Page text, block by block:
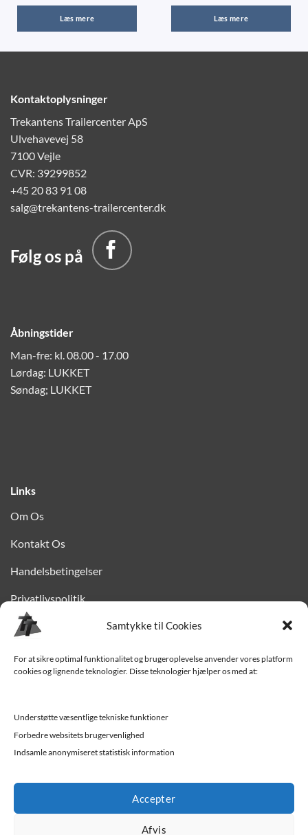
Samtykke til Cookies
For at sikre optimal funktionalitet og brugeroplevelse anvender vores platform
cookies og lignende teknologier. Disse teknologier hjælper os med at:
Understøtte væsentlige tekniske funktioner
Forbedre websitets brugervenlighed
Indsamle anonymiseret statistisk information
Accepter
Afvis
Læs mere Læs mere
Kontaktoplysninger
Trekantens Trailercenter ApS
Ulvehavevej 58
7100 Vejle
CVR: 39299852
+45 20 83 91 08
salg@trekantens-trailercenter.dk
Følg os på
Åbningstider
Man-fre: kl. 08.00 - 17.00
Lørdag: LUKKET
Søndag; LUKKET
Links
Om Os
Kontakt Os
Handelsbetingelser
Privatlivspolitik
Finansiering
Levering til Sjælland
Værksted